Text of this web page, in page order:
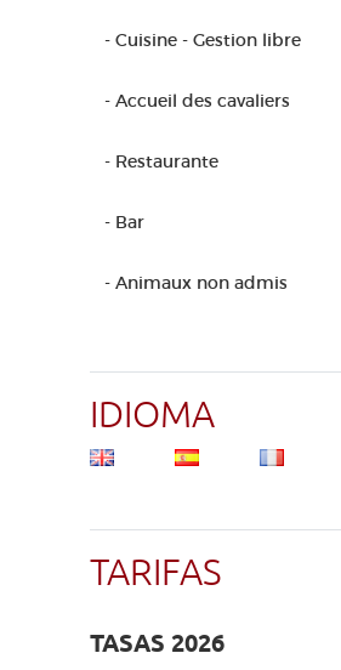
- Cuisine - Gestion libre
- Accueil des cavaliers
- Restaurante
- Bar
- Animaux non admis
IDIOMA
TARIFAS
TASAS 2026